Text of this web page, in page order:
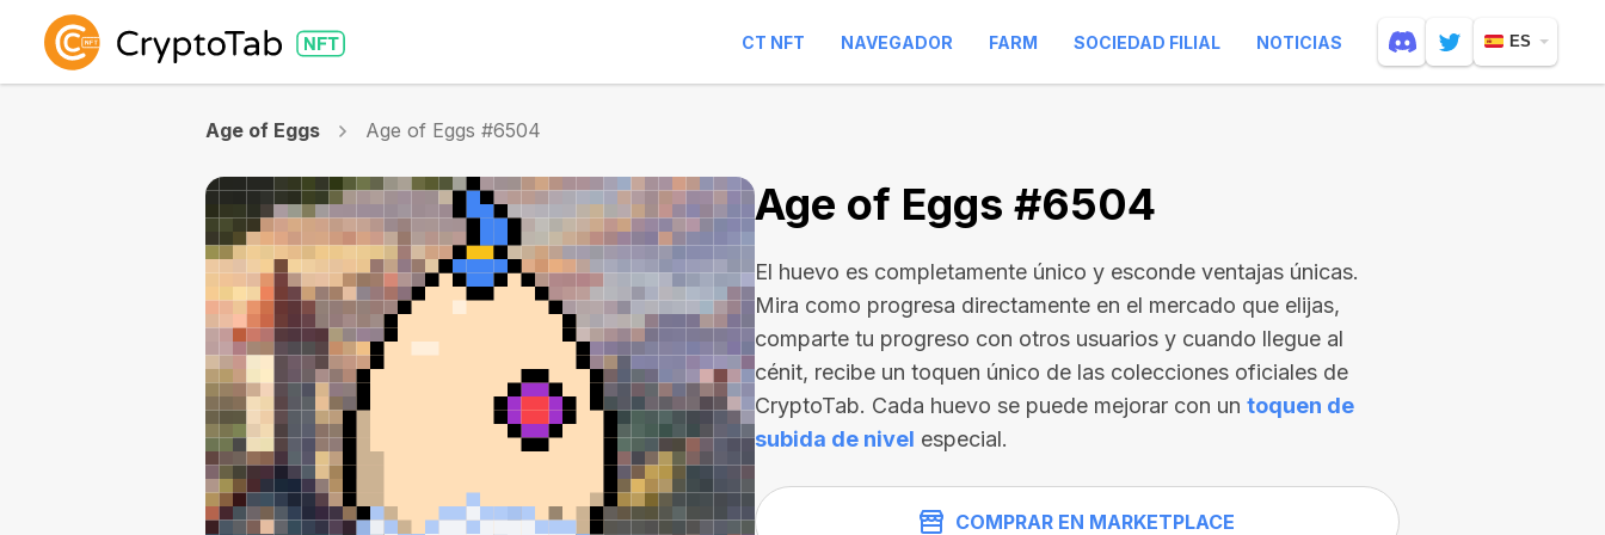
CT NFT NAVEGADOR FARM SOCIEDAD FILIAL NOTICIAS ES
Age of Eggs Age of Eggs #6504
Age of Eggs #6504
El huevo es completamente único y esconde ventajas únicas.
Mira como progresa directamente en el mercado que elijas,
comparte tu progreso con otros usuarios y cuando llegue al
cénit, recibe un toquen único de las colecciones oficiales de
CryptoTab. Cada huevo se puede mejorar con un toquen de
subida de nivel especial.
COMPRAR EN MARKETPLACE